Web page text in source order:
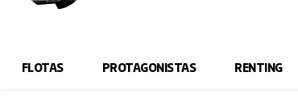
FLOTAS PROTAGONISTAS RENTING